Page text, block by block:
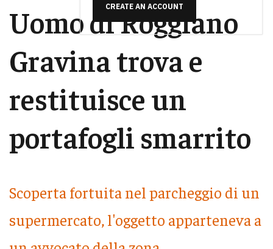
CREATE AN ACCOUNT
Uomo di Roggiano
Gravina trova e
restituisce un
portafogli smarrito
Scoperta fortuita nel parcheggio di un
supermercato, l'oggetto apparteneva a